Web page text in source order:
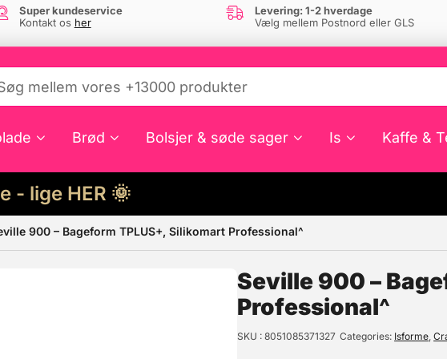
Super kundeservice
Kontakt os her
Levering: 1-2 hverdage
Vælg mellem Postnord eller GLS
Brød Bolsjer & søde sager Is Kaffe &
- lige HER 🌞
have din interesse?
900 – Bageform TPLUS+, Silikomart Professional^
Seville 900 –
Professional^
SKU 8051085371327 Categories Isforme,